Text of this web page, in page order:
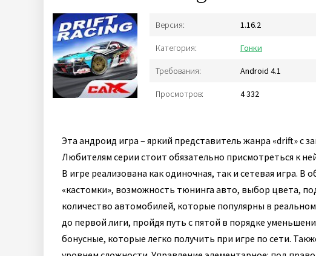
Версия: 1.16.2
Категория: Гонки
Требования: Android 4.1
Просмотров: 4 332
Эта андроид игра – яркий представитель жанра «drift» с
Любителям серии стоит обязательно присмотреться к
В игре реализована как одиночная, так и сетевая
«кастомки», возможность тюнинга авто, выбор цвета,
количество автомобилей, которые популярны в
до первой лиги, пройдя путь с пятой в порядке
бонусные, которые легко получить при игре по сети.